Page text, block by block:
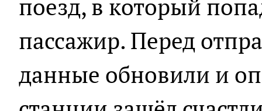
поезд, в который
пассажир. Перед
данные обновили и